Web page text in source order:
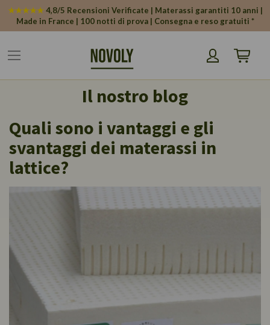
★★★★★ 4,8/5 Recensioni Verificate | Materassi garantiti 10 anni |
Made in France | 100 notti di prova | Consegna e reso gratuiti *
Carrello
Il nostro blog
Quali sono i vantaggi e gli
svantaggi dei materassi in
lattice?
Pannello di gestione dei cookies